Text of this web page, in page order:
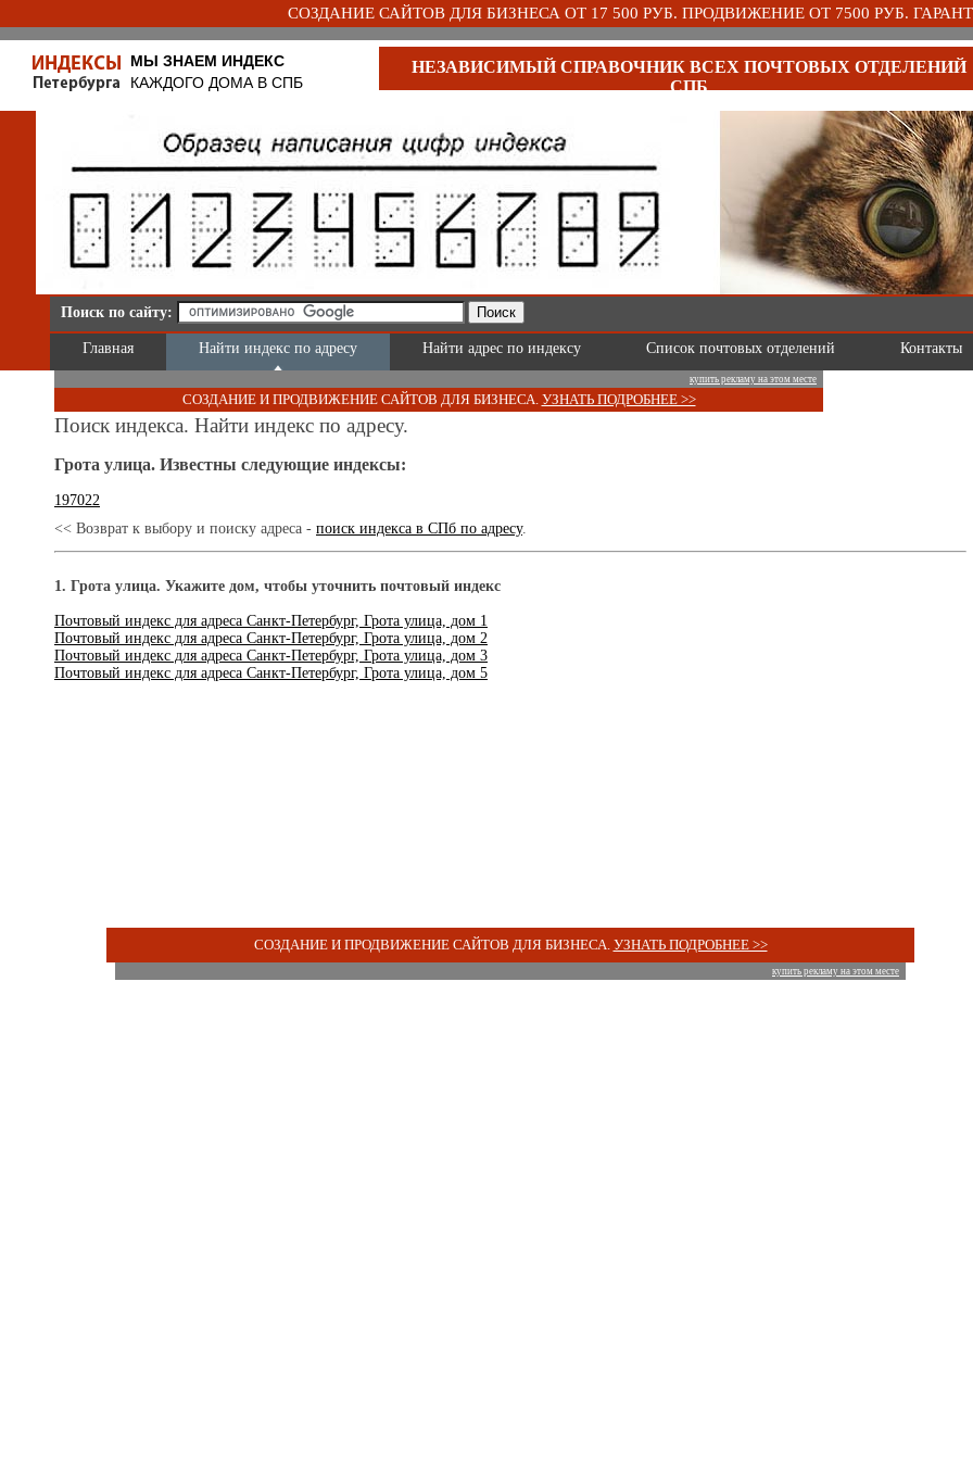
СОЗДАНИЕ САЙТОВ ДЛЯ БИЗНЕСА ОТ 17 500 РУБ. ПРОДВИЖЕНИЕ ОТ 7500 РУБ.
МЫ ЗНАЕМ ИНДЕКС
КАЖДОГО ДОМА В СПБ
НЕЗАВИСИМЫЙ СПРАВОЧНИК ВСЕХ ПОЧТОВЫХ ОТДЕЛЕНИЙ
СПБ
Поиск по сайту:
Главная Найти индекс по адресу Найти адрес по индексу Список почтовых отделений Контакты
купить рекламу на этом месте
СОЗДАНИЕ И ПРОДВИЖЕНИЕ САЙТОВ ДЛЯ БИЗНЕСА. УЗНАТЬ ПОДРОБНЕЕ >>
Поиск индекса. Найти индекс по адресу.
Грота улица. Известны следующие индексы:
197022
<< Возврат к выбору и поиску адреса - поиск индекса в СПб по адресу.
1. Грота улица. Укажите дом, чтобы уточнить почтовый индекс
Почтовый индекс для адреса Санкт-Петербург, Грота улица, дом 1
Почтовый индекс для адреса Санкт-Петербург, Грота улица, дом 2
Почтовый индекс для адреса Санкт-Петербург, Грота улица, дом 3
Почтовый индекс для адреса Санкт-Петербург, Грота улица, дом 5
СОЗДАНИЕ И ПРОДВИЖЕНИЕ САЙТОВ ДЛЯ БИЗНЕСА. УЗНАТЬ ПОДРОБНЕЕ >>
купить рекламу на этом месте